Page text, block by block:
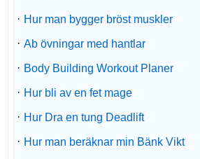
· Hur man bygger bröst muskler
· Ab övningar med hantlar
· Body Building Workout Planer
· Hur bli av en fet mage
· Hur Dra en tung Deadlift
· Hur man beräknar min Bänk Vikt